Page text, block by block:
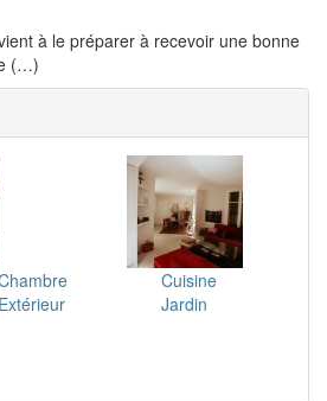
à le préparer à recevoir une bonne
(…)
Cuisine
Extérieur
Jardin